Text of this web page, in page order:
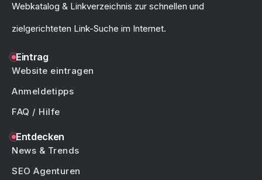
Webkatalog & Linkverzeichnis zur schnellen und
zielgerichteten Link-Suche im Internet.
Eintrag
Website eintragen
Anmeldetipps
FAQ / Hilfe
Entdecken
News & Trends
SEO Agenturen